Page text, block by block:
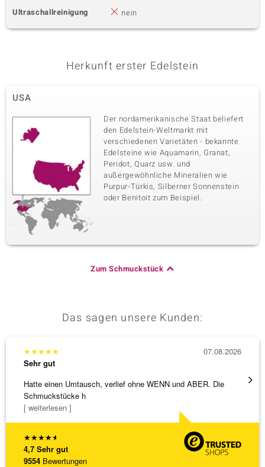
Ultraschallreinigung
nein
Herkunft erster Edelstein
USA
Der nordamerikanische Staat beliefert
den Edelstein-Weltmarkt mit
verschiedenen Varietäten - bekannte
Edelsteine wie Aquamarin, Granat,
Peridot, Quarz usw. und
außergewöhnliche Mineralien wie
Purpur-Türkis, Silberner Sonnenstein
oder Benitoit zum Beispiel.
Zum Schmuckstück
Das sagen unsere Kunden:
★★★★★
4,7 Sehr gut
9554 Bewertungen
★★★★★
Sehr gut
Hatte einen Umtausch, verlief ohne WENN und ABER. Die
Schmuckstücke h
[ weiterlesen ]
07.08.2026